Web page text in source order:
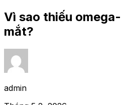
Vì sao thiếu
mắt?
admin